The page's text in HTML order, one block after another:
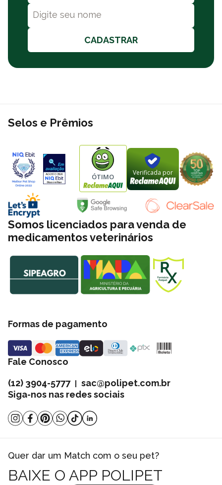
CADASTRAR
Selos e Prêmios
ÓTIMO Verificada por
Somos licenciados para venda de
medicamentos veterinários
Formas de pagamento
Fale Conosco
(12) 3904-5777| sac@polipet.com.br
Siga-nos nas redes sociais
Quer dar um Match com o seu pet?
BAIXE O APP POLIPET